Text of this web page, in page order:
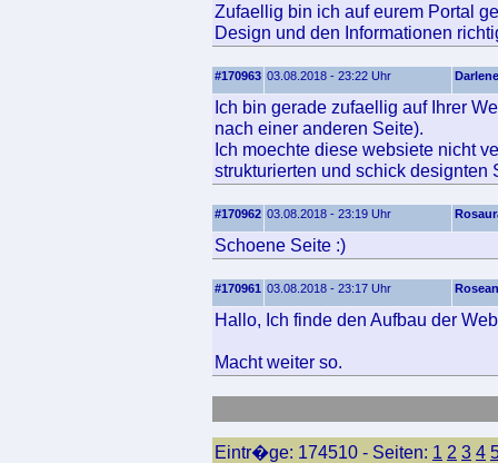
Zufaellig bin ich auf eurem Portal
Design und den Informationen
#170963 03.08.2018 - 23:22 Uhr Darlene
Ich bin gerade zufaellig auf Ihrer
nach einer anderen Seite).
Ich moechte diese websiete nicht
strukturierten und schick designten
#170962 03.08.2018 - 23:19 Uhr
Schoene Seite :)
#170961 03.08.2018 - 23:17 Uhr
Hallo, Ich finde den Aufbau der
Macht weiter so.
Eintr�ge: 174510 - Seiten: 1 2 3 4